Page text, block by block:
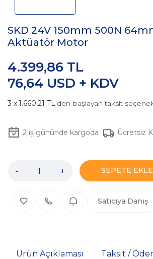
SKD 24V 150mm 500N
Aktüatör Motor
76,64 USD + KDV
4.399,86 TL
1.660,21 TL'den başlayan taksit
2iş gününde kargoda Ücretsiz
- + SEPETE EKLE
Satıcıya Danış
Ürün Açıklaması Taksit /